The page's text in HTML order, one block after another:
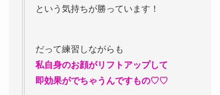
という気持ちが勝っています！
だって練習しながらも
私自身のお顔がリフトアップして
即効果がでちゃうんですもの♡♡